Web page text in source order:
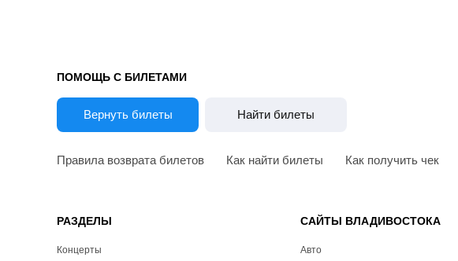
ПОМОЩЬ С БИЛЕТАМИ
Вернуть билеты Найти билеты
Правила возврата билетов Как найти билеты Как получить чек
РАЗДЕЛЫ
Концерты
САЙТЫ ВЛАДИВОСТОКА
Авто